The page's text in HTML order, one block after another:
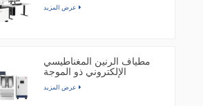
عرض المزيد
مطياف الرنين المغناطيسي
الإلكتروني ذو الموجة
المستمرة بنطاق X | EPR300 عرض المزيد